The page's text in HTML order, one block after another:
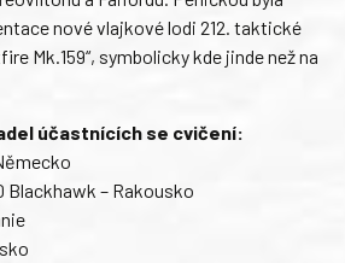
nové vlajkové lodi 212. taktické
Mk.159“, symbolicky kde jinde než na
účastnících se cvičení:
Blackhawk – Rakousko